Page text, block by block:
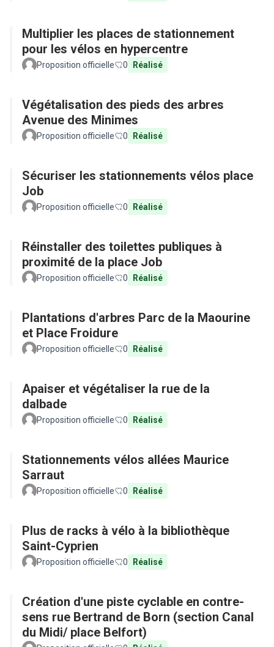
Multiplier les places de stationnement
pour les vélos en hypercentre
Proposition officielle 0 Réalisé
Végétalisation des pieds des arbres
Avenue des Minimes
Proposition officielle 0 Réalisé
Sécuriser les stationnements vélos place
Job
Proposition officielle 0 Réalisé
Réinstaller des toilettes publiques à
proximité de la place Job
Proposition officielle 0 Réalisé
Plantations d'arbres Parc de la Maourine
et Place Froidure
Proposition officielle 0 Réalisé
Apaiser et végétaliser la rue de la
dalbade
Proposition officielle 0 Réalisé
Stationnements vélos allées Maurice
Sarraut
Proposition officielle 0 Réalisé
Plus de racks à vélo à la bibliothèque
Saint-Cyprien
Proposition officielle 0 Réalisé
Création d'une piste cyclable en contre-
sens rue Bertrand de Born (section Canal
du Midi/ place Belfort)